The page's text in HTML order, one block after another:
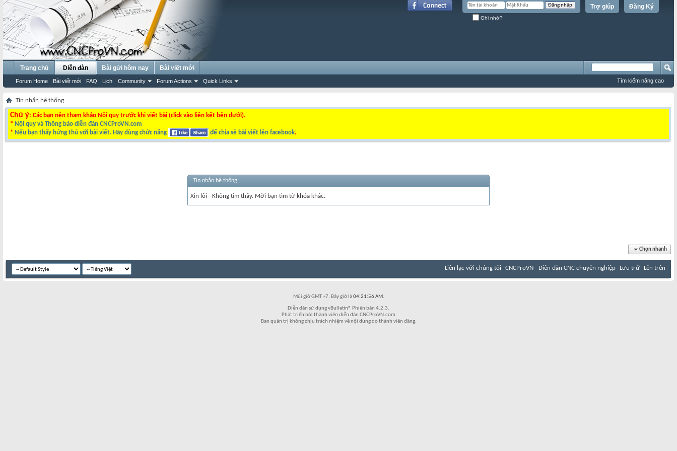
Đăng Ký
Trợ giúp
Ghi nhớ?
Trang chủ Diễn đàn
Forum Home Bài viết mới FAQ Lịch Community Forum Actions Quick Links
Bài gửi hôm nay Bài viết mới
Tìm kiếm nâng cao
Tin nhắn hệ thống
Chú ý: Các bạn nên tham khảo Nội quy trước khi viết bài (click vào liên kết bên dưới).
* Nội quy và Thông báo diễn đàn CNCProVN.com
* Nếu bạn thấy hứng thú với bài viết. Hãy dùng chức năng để chia sẻ bài viết lên facebook.
Tin nhắn hệ thống
Xin lỗi - Không tìm thấy. Mời bạn tìm từ khóa khác.
Chọn nhanh
Liên lạc với chúng tôi CNCProVN - Diễn đàn CNC chuyên nghiệp Lưu trữ Lên trên
Múi giờ GMT +7. Bây giờ là04:21:56 AM.
Diễn đàn sử dụng vBulletin® Phiên bản 4.2.3.
Phát triển bởi thành viên diễn đàn CNCProVN.com
Ban quản trị không chịu trách nhiệm về nội dung do thành viên đăng.